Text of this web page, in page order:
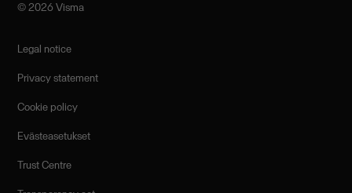
©️ 2026 Visma
Legal notice
Privacy statement
Cookie policy
Evästeasetukset
Trust Centre